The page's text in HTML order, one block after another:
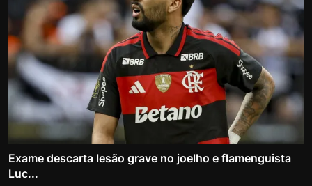
Exame descarta lesão grave no joelho e flamenguista
Luc...